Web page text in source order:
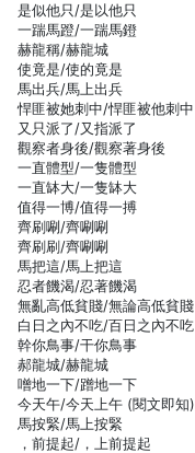
是似他只/是以他只
一踹馬蹬/一踹馬鐙
赫龍稱/赫龍城
使竟是/使的竟是
馬出兵/馬上出兵
悍匪被她刺中/悍匪被他刺中
又只派了/又指派了
觀察者身後/觀察著身後
一直體型/一隻體型
一直缽大/一隻缽大
值得一博/值得一搏
齊刷唰/齊唰唰
齊刷刷/齊唰唰
馬把這/馬上把這
忍者饑渴/忍著饑渴
無亂高低貧賤/無論高低貧賤
白日之內不吃/百日之內不吃
幹你鳥事/干你鳥事
郝龍城/赫龍城
噌地一下/蹭地一下
今天午/今天上午 (閱文即知)
馬按緊/馬上按緊
，前提起/，上前提起